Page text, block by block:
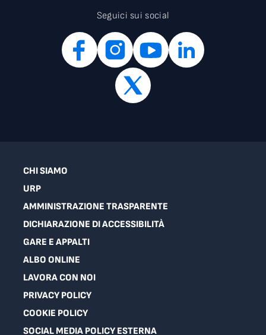
Seguici sui social
CHI SIAMO
URP
AMMINISTRAZIONE TRASPARENTE
DICHIARAZIONE DI ACCESSIBILITÀ
GARE E APPALTI
ALBO ONLINE
LAVORA CON NOI
PRIVACY POLICY
COOKIE POLICY
SOCIAL MEDIA POLICY ESTERNA